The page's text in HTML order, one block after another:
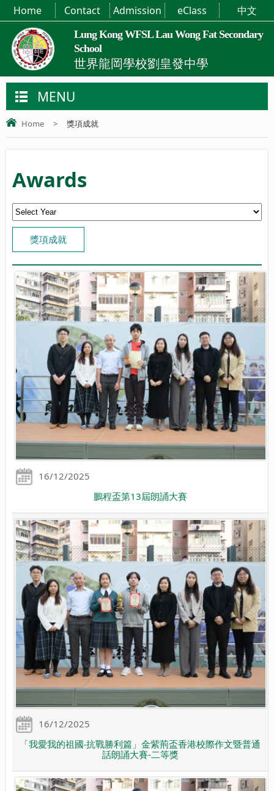
Lung Kong WFSL Lau Wong Fat Secondary
School
世界龍岡學校劉皇發中學
Home Contact Admission eClass 中文
MENU
Home > 獎項成就
Awards
獎項成就
16/12/2025
鵬程盃第13屆朗誦大賽
16/12/2025
「我愛我的祖國‧抗戰勝利篇」金紫荊盃香港校際作文暨普通
話朗誦大賽-二等獎